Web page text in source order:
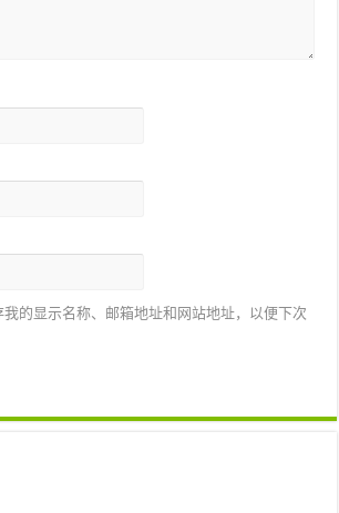
的显示名称、邮箱地址和网站地址，以便下次